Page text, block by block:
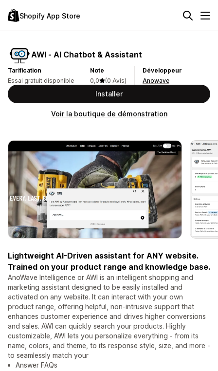
Shopify App Store
AWI ‑ AI Chatbot & Assistant
Tarification
Essai gratuit disponible
Note
0,0
(0 Avis)
Développeur
Anowave
Installer
Voir la boutique de démonstration
Lightweight AI-Driven assistant for ANY website.
Trained on your product range and knowledge base.
AnoWave Intelligence or AWI is an intelligent shopping and
marketing assistant designed to be easily installed and
activated on any website. It can interact with your own
product range, offering helpful, non-intrusive support that
enhances customer experience and drives higher conversions
and sales. AWI can quickly search your products. Highly
customizable, AWI lets you personalize everything - from its
name, colors, and theme, to its response style, size, and more -
to seamlessly match your
Answer FAQs